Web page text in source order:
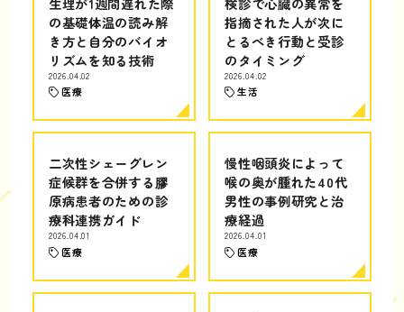
の基礎体温の読み解
き方と自分のバイオ
リズムを知る技術
2026.04.02
医療
指摘された人が次に
とるべき行動と受診
のタイミング
2026.04.02
生活
二次性シェーグレン
症候群を合併する膠
原病患者のための診
療科連携ガイド
2026.04.01
医療
慢性咽頭炎によって
喉の奥が腫れた40代
男性の事例研究と治
療経過
2026.04.01
医療